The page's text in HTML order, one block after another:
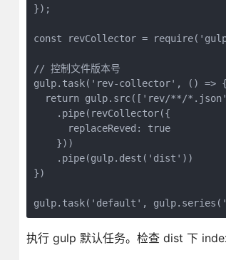
});
const revCollector =
// 控制文件版本号
gulp.task('rev-collector', () => {
return gulp.src(['rev/**/
    .pipe(revCollector({
      replaceReved: true
    }))
    .pipe(gulp.dest('dist'))
})
执行 gulp 默认任务。检查 dist 下